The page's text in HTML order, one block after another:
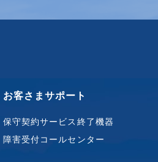
お客さまサポート
保守契約サービス終了機器
障害受付コールセンター